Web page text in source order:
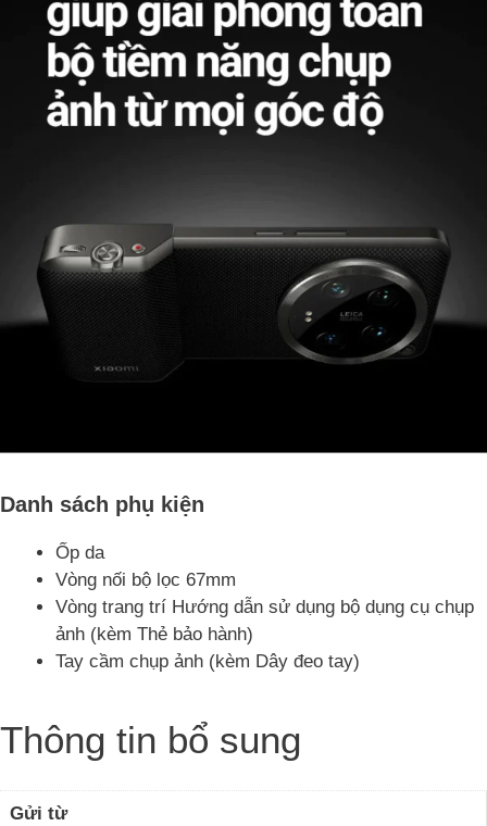
Danh sách phụ kiện
Ốp da
Vòng nối bộ lọc 67mm
Vòng trang trí Hướng dẫn sử dụng bộ dụng cụ chụp
ảnh (kèm Thẻ bảo hành)
Tay cầm chụp ảnh (kèm Dây đeo tay)
Thông tin bổ sung
Gửi từ